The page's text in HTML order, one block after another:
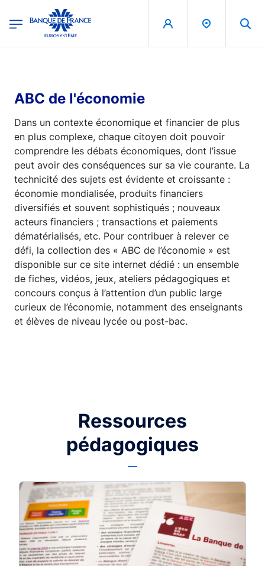
Banque de France - Menu Principal
ABC de l'économie
Dans un contexte économique et financier de plus
en plus complexe, chaque citoyen doit pouvoir
comprendre les débats économiques, dont l’issue
peut avoir des conséquences sur sa vie courante. La
technicité des sujets est évidente et croissante :
économie mondialisée, produits financiers
diversifiés et souvent sophistiqués ; nouveaux
acteurs financiers ; transactions et paiements
dématérialisés, etc. Pour contribuer à relever ce
défi, la collection des « ABC de l’économie » est
disponible sur ce site internet dédié : un ensemble
de fiches, vidéos, jeux, ateliers pédagogiques et
concours conçus à l’attention d’un public large
curieux de l’économie, notamment des enseignants
et élèves de niveau lycée ou post-bac.
Ressources
pédagogiques